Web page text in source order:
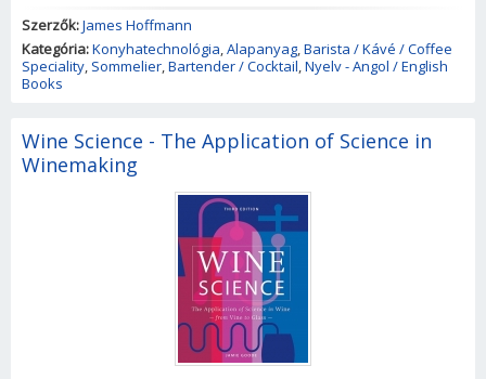
Szerzők:James Hoffmann
Kategória:Konyhatechnológia,Alapanyag,Barista / Kávé / Coffee
Speciality, Sommelier,Bartender / Cocktail,Nyelv - Angol / English
Books
Wine Science - The Application of Science in
Winemaking